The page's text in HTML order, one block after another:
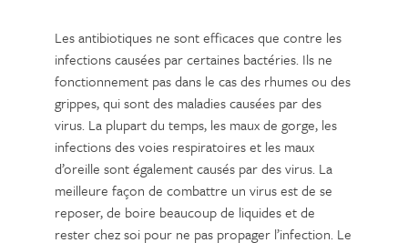
Les antibiotiques ne sont efficaces que contre les
infections causées par certaines bactéries. Ils ne
fonctionnement pas dans le cas des rhumes ou des
grippes, qui sont des maladies causées par des
virus. La plupart du temps, les maux de gorge, les
infections des voies respiratoires et les maux
d’oreille sont également causés par des virus. La
meilleure façon de combattre un virus est de se
reposer, de boire beaucoup de liquides et de
rester chez soi pour ne pas propager l’infection. Le